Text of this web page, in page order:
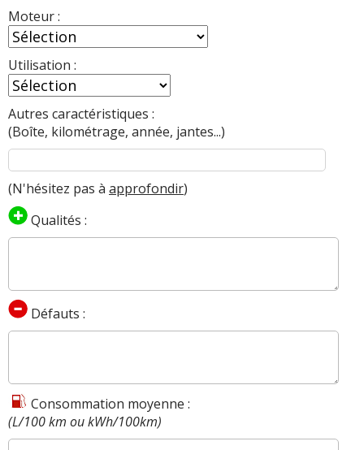
Moteur :
Utilisation :
Autres caractéristiques :
(Boîte, kilométrage, année, jantes...)
(N'hésitez pas à approfondir)
Qualités :
Défauts :
Consommation moyenne :
(L/100 km ou kWh/100km)